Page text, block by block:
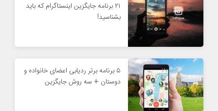
۲۱ برنامه جایگزین اینستاگرام که باید
بشناسید!
۵ برنامه برتر ردیابی اعضای خانواده و
دوستان + سه روش جایگزین